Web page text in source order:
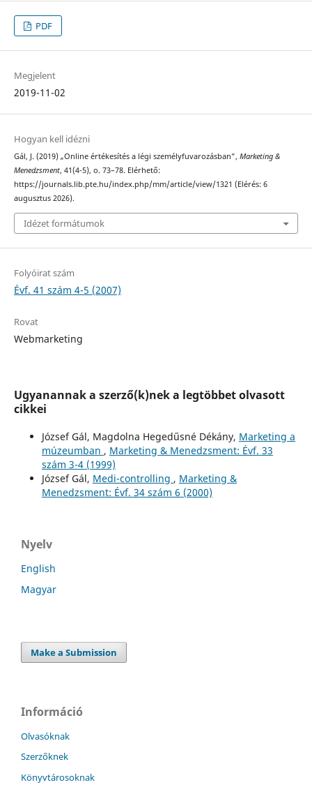
PDF
Megjelent
2019-11-02
Hogyan kell idézni
Gál, J. (2019) „Online értékesítés a légi személyfuvarozásban”, Marketing &
Menedzsment, 41(4-5), o. 73–78. Elérhető:
https://journals.lib.pte.hu/index.php/mm/article/view/1321 (Elérés: 6
augusztus 2026).
Idézet formátumok
Folyóirat szám
Évf. 41 szám 4-5 (2007)
Rovat
Webmarketing
Ugyanannak a szerző(k)nek a legtöbbet olvasott
cikkei
József Gál, Magdolna Hegedűsné Dékány, Marketing a
múzeumban , Marketing & Menedzsment: Évf. 33
szám 3-4 (1999)
József Gál, Medi-controlling , Marketing &
Menedzsment: Évf. 34 szám 6 (2000)
Nyelv
English
Magyar
Make a Submission
Információ
Olvasóknak
Szerzőknek
Könyvtárosoknak